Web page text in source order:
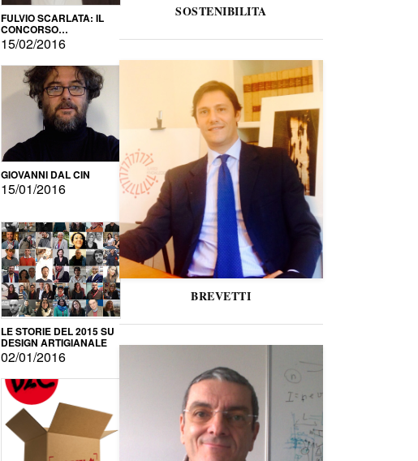
FULVIO SCARLATA: IL
CONCORSO
LETTERARIO
15/02/2016
GIOVANNI DAL CIN
15/01/2016
LE STORIE DEL 2015 SU
DESIGN ARTIGIANALE
02/01/2016
SOSTENIBILITA
BREVETTI